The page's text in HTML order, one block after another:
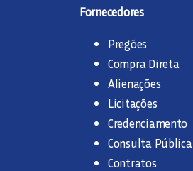
Fornecedores
Pregões
Compra Direta
Alienações
Licitações
Credenciamento
Consulta Pública
Contratos